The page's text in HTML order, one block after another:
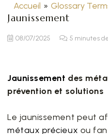
Accueil » Glossary
Jaunissement
08/07/2025 5 minutes
Jaunissement des
prévention et solutions
Le jaunissement peut
métaux précieux ou